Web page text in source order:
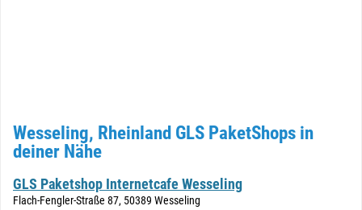
Wesseling, Rheinland GLS PaketShops in
deiner Nähe
GLS Paketshop Internetcafe Wesseling
Flach-Fengler-Straße 87, 50389 Wesseling